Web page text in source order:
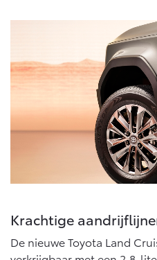
Krachtige
De nieuwe Toyota Land